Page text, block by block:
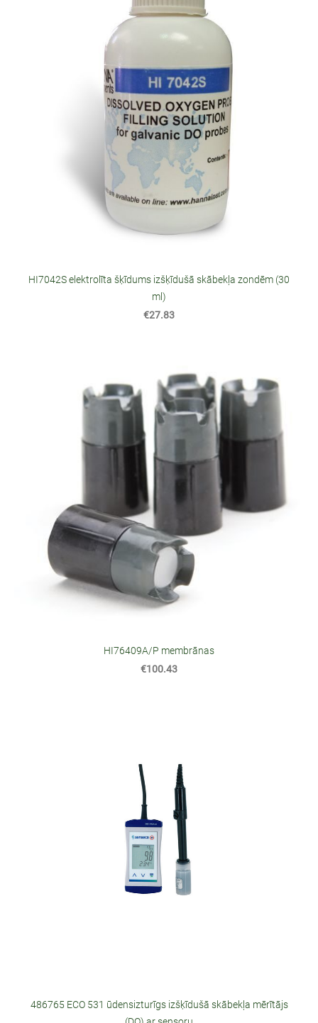
HI7042S elektrolīta šķīdums izšķīdušā skābekļa zondēm (30
ml)
€27.83
HI76409A/P membrānas
€100.43
486765 ECO 531 ūdensizturīgs izšķīdušā skābekļa mērītājs